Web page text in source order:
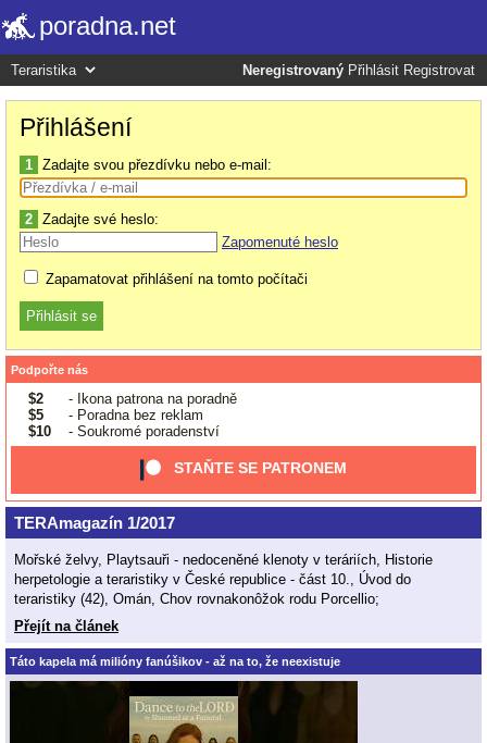
poradna.net
Neregistrovaný Přihlásit Registrovat
Přihlášení
1 Zadajte svou přezdívku nebo e-mail:
2 Zadajte své heslo:
Zapomenuté heslo
Zapamatovat přihlášení na tomto počítači
Podpořte nás
$2
- Ikona patrona na poradně
$5
- Poradna bez reklam
$10
- Soukromé poradenství
STAŇTE SE PATRONEM
TERAmagazín 1/2017
Mořské želvy, Playtsauři - nedoceněné klenoty v teráriích, Historie
herpetologie a teraristiky v České republice - část 10., Úvod do
teraristiky (42), Omán, Chov rovnakonôžok rodu Porcellio;
Přejít na článek
Táto kapela má milióny fanúšikov - až na to, že neexistuje